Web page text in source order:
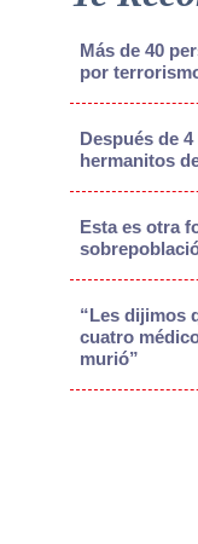
Más de 40
por
Después de
hermanitos
Esta es otra
“Les dijimos
cuatro
murió”